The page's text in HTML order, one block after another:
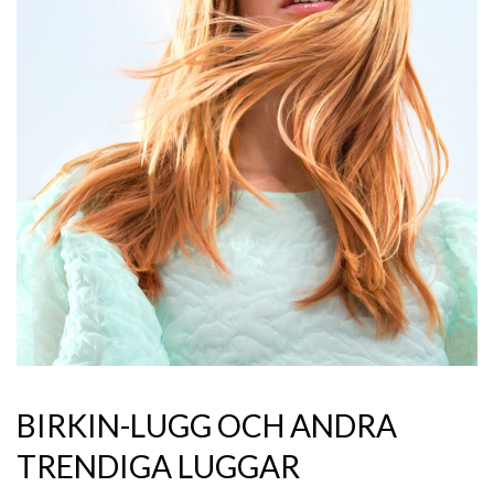
BIRKIN-LUGG OCH ANDRA
TRENDIGA LUGGAR